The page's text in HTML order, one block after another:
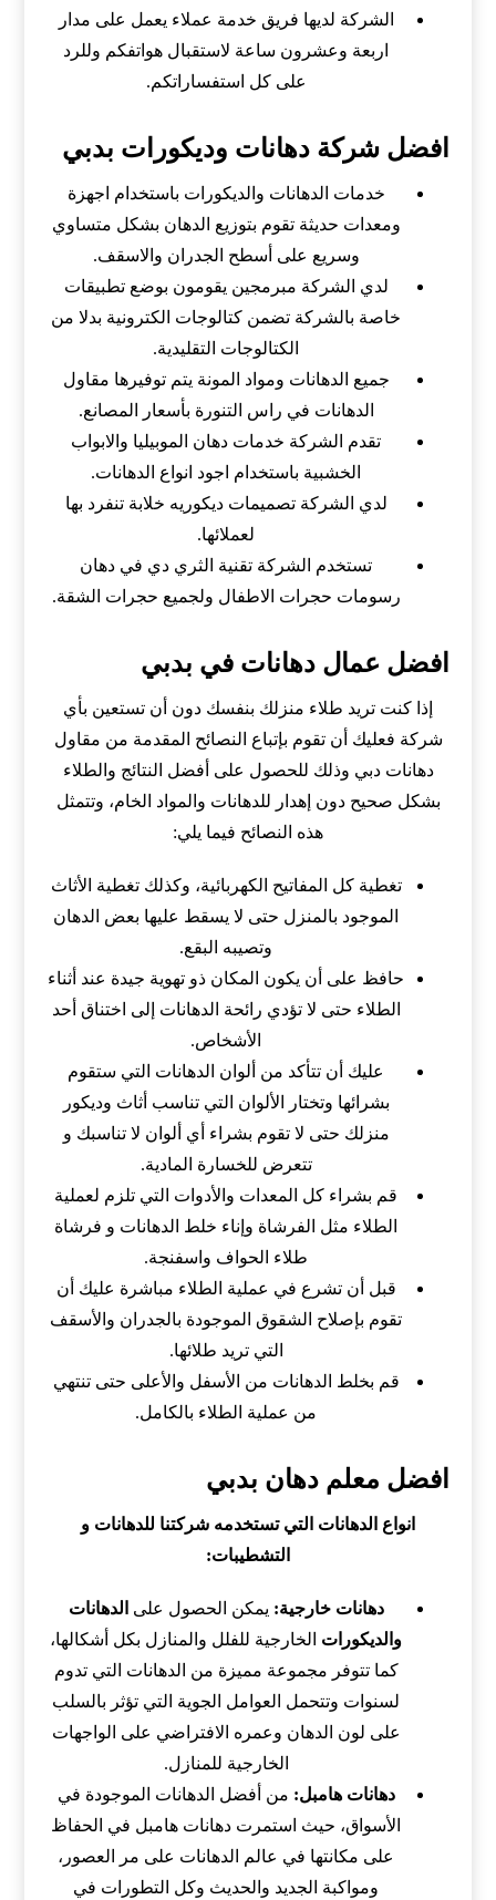
الشركة لديها فريق خدمة عملاء يعمل على مدار
اربعة وعشرون ساعة لاستقبال هواتفكم وللرد
على كل استفساراتكم.
افضل شركة دهانات وديكورات بدبي
خدمات الدهانات والديكورات باستخدام اجهزة
ومعدات حديثة تقوم بتوزيع الدهان بشكل متساوي
وسريع على أسطح الجدران والاسقف.
لدي الشركة مبرمجين يقومون بوضع تطبيقات
خاصة بالشركة تضمن كتالوجات الكترونية بدلا من
الكتالوجات التقليدية.
جميع الدهانات ومواد المونة يتم توفيرها مقاول
الدهانات في راس التنورة بأسعار المصانع.
تقدم الشركة خدمات دهان الموبيليا والابواب
الخشبية باستخدام اجود انواع الدهانات.
لدي الشركة تصميمات ديكوريه خلابة تنفرد بها
لعملائها.
تستخدم الشركة تقنية الثري دي في دهان
رسومات حجرات الاطفال ولجميع حجرات الشقة.
افضل عمال دهانات في بدبي
إذا كنت تريد طلاء منزلك بنفسك دون أن تستعين بأي
شركة فعليك أن تقوم بإتباع النصائح المقدمة من مقاول
دهانات دبي وذلك للحصول على أفضل النتائج والطلاء
بشكل صحيح دون إهدار للدهانات والمواد الخام، وتتمثل
هذه النصائح فيما يلي:
تغطية كل المفاتيح الكهربائية، وكذلك تغطية الأثاث
الموجود بالمنزل حتى لا يسقط عليها بعض الدهان
وتصيبه البقع.
حافظ على أن يكون المكان ذو تهوية جيدة عند أثناء
الطلاء حتى لا تؤدي رائحة الدهانات إلى اختناق أحد
الأشخاص.
عليك أن تتأكد من ألوان الدهانات التي ستقوم
بشرائها وتختار الألوان التي تناسب أثاث وديكور
منزلك حتى لا تقوم بشراء أي ألوان لا تناسبك و
تتعرض للخسارة المادية.
قم بشراء كل المعدات والأدوات التي تلزم لعملية
الطلاء مثل الفرشاة وإناء خلط الدهانات و فرشاة
طلاء الحواف واسفنجة.
قبل أن تشرع في عملية الطلاء مباشرة عليك أن
تقوم بإصلاح الشقوق الموجودة بالجدران والأسقف
التي تريد طلائها.
قم بخلط الدهانات من الأسفل والأعلى حتى تنتهي
من عملية الطلاء بالكامل.
افضل معلم دهان بدبي
انواع الدهانات التي تستخدمه شركتنا للدهانات و
التشطيبات:
دهانات خارجية: يمكن الحصول على الدهانات
والديكورات الخارجية للفلل والمنازل بكل أشكالها،
كما تتوفر مجموعة مميزة من الدهانات التي تدوم
لسنوات وتتحمل العوامل الجوية التي تؤثر بالسلب
على لون الدهان وعمره الافتراضي على الواجهات
الخارجية للمنازل.
دهانات هامبل: من أفضل الدهانات الموجودة في
الأسواق، حيث استمرت دهانات هامبل في الحفاظ
على مكانتها في عالم الدهانات على مر العصور،
ومواكبة الجديد والحديث وكل التطورات في